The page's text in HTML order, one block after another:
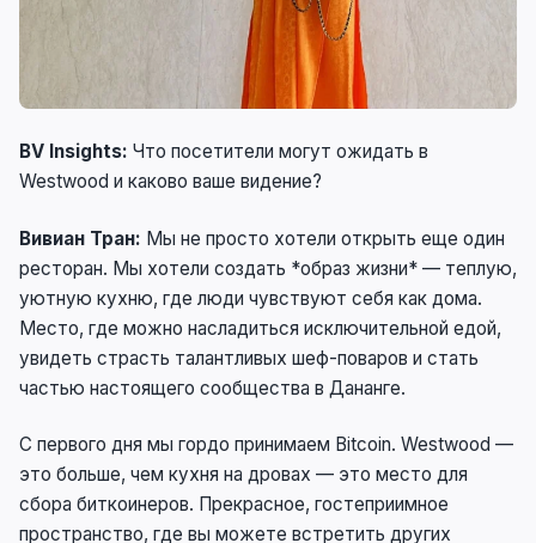
BV Insights: Что посетители могут ожидать в
Westwood и каково ваше видение?
Вивиан Тран: Мы не просто хотели открыть еще один
ресторан. Мы хотели создать *образ жизни* — теплую,
уютную кухню, где люди чувствуют себя как дома.
Место, где можно насладиться исключительной едой,
увидеть страсть талантливых шеф-поваров и стать
частью настоящего сообщества в Дананге.
С первого дня мы гордо принимаем Bitcoin. Westwood —
это больше, чем кухня на дровах — это место для
сбора биткоинеров. Прекрасное, гостеприимное
пространство, где вы можете встретить других